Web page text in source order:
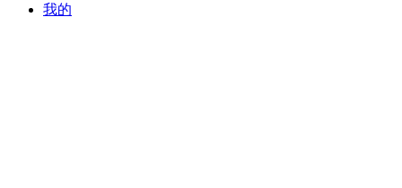
我的